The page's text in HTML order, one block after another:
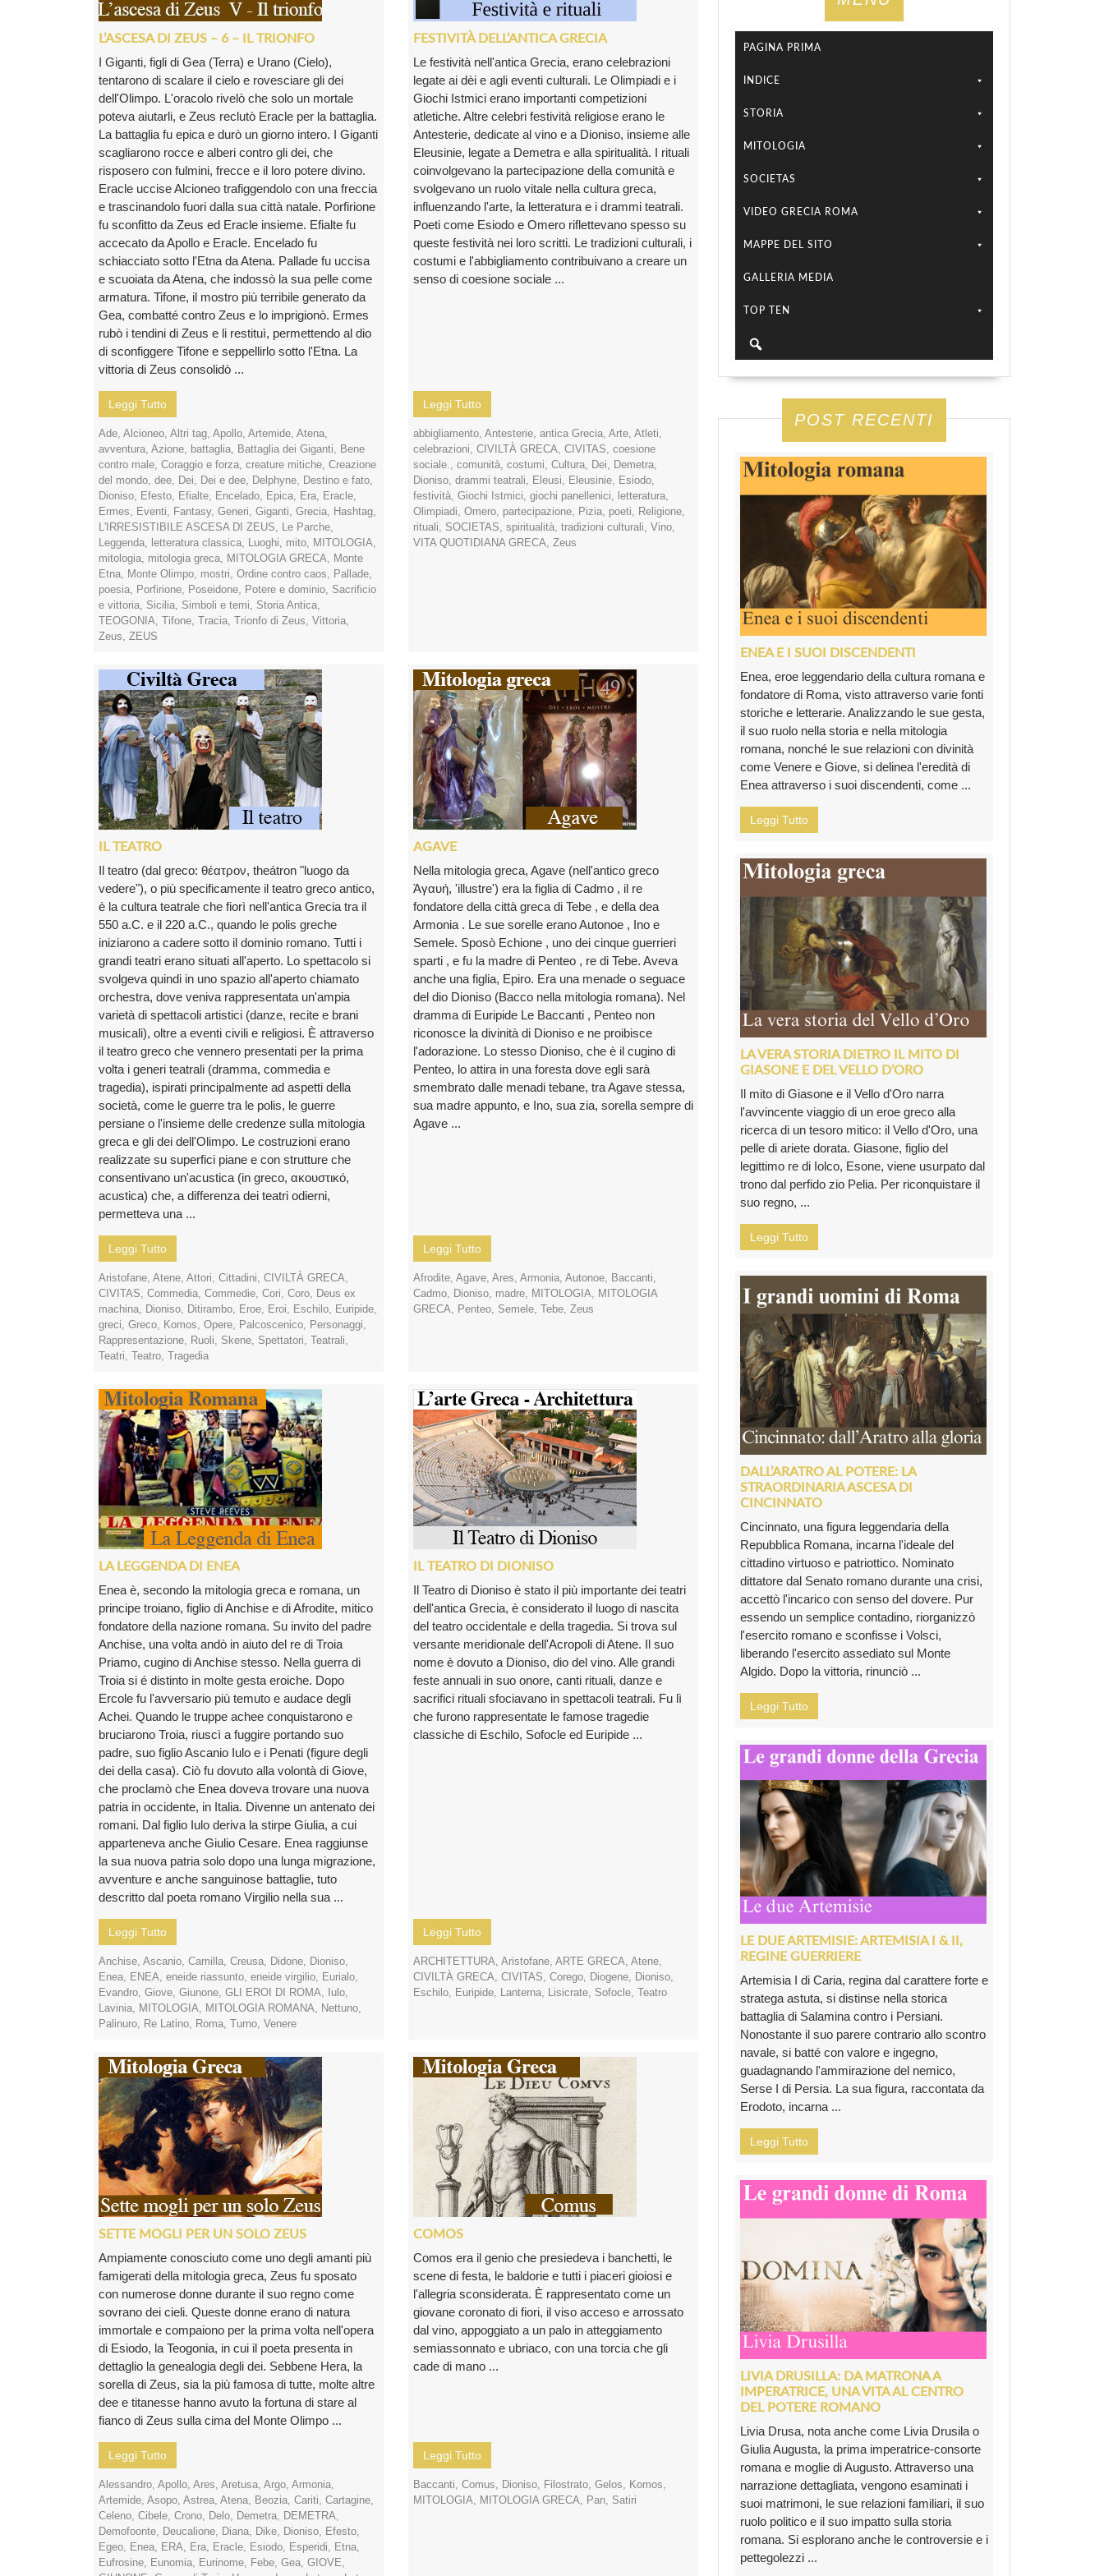
L’ASCESA DI ZEUS – 6 – IL TRIONFO
I Giganti, figli di Gea (Terra) e Urano (Cielo),
tentarono di scalare il cielo e rovesciare gli dei
dell'Olimpo. L'oracolo rivelò che solo un mortale
poteva aiutarli, e Zeus reclutò Eracle per la battaglia.
La battaglia fu epica e durò un giorno intero. I Giganti
scagliarono rocce e alberi contro gli dei, che
risposero con fulmini, frecce e il loro potere divino.
Eracle uccise Alcioneo trafiggendolo con una freccia
e trascinandolo fuori dalla sua città natale. Porfirione
fu sconfitto da Zeus ed Eracle insieme. Efialte fu
accecato da Apollo e Eracle. Encelado fu
schiacciato sotto l'Etna da Atena. Pallade fu uccisa
e scuoiata da Atena, che indossò la sua pelle come
armatura. Tifone, il mostro più terribile generato da
Gea, combatté contro Zeus e lo imprigionò. Ermes
rubò i tendini di Zeus e li restituì, permettendo al dio
di sconfiggere Tifone e seppellirlo sotto l'Etna. La
vittoria di Zeus consolidò ...
Leggi Tutto
Ade, Alcioneo, Altri tag, Apollo, Artemide, Atena,
avventura, Azione, battaglia, Battaglia dei Giganti, Bene
contro male, Coraggio e forza, creature mitiche, Creazione
del mondo, dee, Dei, Dei e dee, Delphyne, Destino e fato,
Dioniso, Efesto, Efialte, Encelado, Epica, Era, Eracle,
Ermes, Eventi, Fantasy, Generi, Giganti, Grecia, Hashtag,
L'IRRESISTIBILE ASCESA DI ZEUS, Le Parche,
Leggenda, letteratura classica, Luoghi, mito, MITOLOGIA,
mitologia, mitologia greca, MITOLOGIA GRECA, Monte
Etna, Monte Olimpo, mostri, Ordine contro caos, Pallade,
poesia, Porfirione, Poseidone, Potere e dominio, Sacrificio
e vittoria, Sicilia, Simboli e temi, Storia Antica,
TEOGONIA, Tifone, Tracia, Trionfo di Zeus, Vittoria,
Zeus, ZEUS
FESTIVITÀ DELL’ANTICA GRECIA
Le festività nell'antica Grecia, erano celebrazioni
legate ai dèi e agli eventi culturali. Le Olimpiadi e i
Giochi Istmici erano importanti competizioni
atletiche. Altre celebri festività religiose erano le
Antesterie, dedicate al vino e a Dioniso, insieme alle
Eleusinie, legate a Demetra e alla spiritualità. I rituali
coinvolgevano la partecipazione della comunità e
svolgevano un ruolo vitale nella cultura greca,
influenzando l'arte, la letteratura e i drammi teatrali.
Poeti come Esiodo e Omero riflettevano spesso su
queste festività nei loro scritti. Le tradizioni culturali, i
costumi e l'abbigliamento contribuivano a creare un
senso di coesione sociale ...
Leggi Tutto
abbigliamento, Antesterie, antica Grecia, Arte, Atleti,
celebrazioni, CIVILTÀ GRECA, CIVITAS, coesione
sociale., comunità, costumi, Cultura, Dei, Demetra,
Dioniso, drammi teatrali, Eleusi, Eleusinie, Esiodo,
festività, Giochi Istmici, giochi panellenici, letteratura,
Olimpiadi, Omero, partecipazione, Pizia, poeti, Religione,
rituali, SOCIETAS, spiritualità, tradizioni culturali, Vino,
VITA QUOTIDIANA GRECA, Zeus
IL TEATRO
Il teatro (dal greco: θέατρον, theátron "luogo da
vedere"), o più specificamente il teatro greco antico,
è la cultura teatrale che fiorì nell'antica Grecia tra il
550 a.C. e il 220 a.C., quando le polis greche
iniziarono a cadere sotto il dominio romano. Tutti i
grandi teatri erano situati all'aperto. Lo spettacolo si
svolgeva quindi in uno spazio all'aperto chiamato
orchestra, dove veniva rappresentata un'ampia
varietà di spettacoli artistici (danze, recite e brani
musicali), oltre a eventi civili e religiosi. È attraverso
il teatro greco che vennero presentati per la prima
volta i generi teatrali (dramma, commedia e
tragedia), ispirati principalmente ad aspetti della
società, come le guerre tra le polis, le guerre
persiane o l'insieme delle credenze sulla mitologia
greca e gli dei dell'Olimpo. Le costruzioni erano
realizzate su superfici piane e con strutture che
consentivano un'acustica (in greco, ακουστικό,
acustica) che, a differenza dei teatri odierni,
permetteva una ...
Leggi Tutto
Aristofane, Atene, Attori, Cittadini, CIVILTÀ GRECA,
CIVITAS, Commedia, Commedie, Cori, Coro, Deus ex
machina, Dioniso, Ditirambo, Eroe, Eroi, Eschilo, Euripide,
greci, Greco, Komos, Opere, Palcoscenico, Personaggi,
Rappresentazione, Ruoli, Skene, Spettatori, Teatrali,
Teatri, Teatro, Tragedia
AGAVE
Nella mitologia greca, Agave (nell'antico greco
Άγαυή, 'illustre') era la figlia di Cadmo , il re
fondatore della città greca di Tebe , e della dea
Armonia . Le sue sorelle erano Autonoe , Ino e
Semele. Sposò Echione , uno dei cinque guerrieri
sparti , e fu la madre di Penteo , re di Tebe. Aveva
anche una figlia, Epiro. Era una menade o seguace
del dio Dioniso (Bacco nella mitologia romana). Nel
dramma di Euripide Le Baccanti , Penteo non
riconosce la divinità di Dioniso e ne proibisce
l'adorazione. Lo stesso Dioniso, che è il cugino di
Penteo, lo attira in una foresta dove egli sarà
smembrato dalle menadi tebane, tra Agave stessa,
sua madre appunto, e Ino, sua zia, sorella sempre di
Agave ...
Leggi Tutto
Afrodite, Agave, Ares, Armonia, Autonoe, Baccanti,
Cadmo, Dioniso, madre, MITOLOGIA, MITOLOGIA
GRECA, Penteo, Semele, Tebe, Zeus
LA LEGGENDA DI ENEA
Enea è, secondo la mitologia greca e romana, un
principe troiano, figlio di Anchise e di Afrodite, mitico
fondatore della nazione romana. Su invito del padre
Anchise, una volta andò in aiuto del re di Troia
Priamo, cugino di Anchise stesso. Nella guerra di
Troia si é distinto in molte gesta eroiche. Dopo
Ercole fu l'avversario più temuto e audace degli
Achei. Quando le truppe achee conquistarono e
bruciarono Troia, riuscì a fuggire portando suo
padre, suo figlio Ascanio Iulo e i Penati (figure degli
dei della casa). Ciò fu dovuto alla volontà di Giove,
che proclamò che Enea doveva trovare una nuova
patria in occidente, in Italia. Divenne un antenato dei
romani. Dal figlio Iulo deriva la stirpe Giulia, a cui
apparteneva anche Giulio Cesare. Enea raggiunse
la sua nuova patria solo dopo una lunga migrazione,
avventure e anche sanguinose battaglie, tuto
descritto dal poeta romano Virgilio nella sua ...
Leggi Tutto
Anchise, Ascanio, Camilla, Creusa, Didone, Dioniso,
Enea, ENEA, eneide riassunto, eneide virgilio, Eurialo,
Evandro, Giove, Giunone, GLI EROI DI ROMA, Iulo,
Lavinia, MITOLOGIA, MITOLOGIA ROMANA, Nettuno,
Palinuro, Re Latino, Roma, Turno, Venere
IL TEATRO DI DIONISO
Il Teatro di Dioniso è stato il più importante dei teatri
dell'antica Grecia, è considerato il luogo di nascita
del teatro occidentale e della tragedia. Si trova sul
versante meridionale dell'Acropoli di Atene. Il suo
nome è dovuto a Dioniso, dio del vino. Alle grandi
feste annuali in suo onore, canti rituali, danze e
sacrifici rituali sfociavano in spettacoli teatrali. Fu lì
che furono rappresentate le famose tragedie
classiche di Eschilo, Sofocle ed Euripide ...
Leggi Tutto
ARCHITETTURA, Aristofane, ARTE GRECA, Atene,
CIVILTÀ GRECA, CIVITAS, Corego, Diogene, Dioniso,
Eschilo, Euripide, Lanterna, Lisicrate, Sofocle, Teatro
SETTE MOGLI PER UN SOLO ZEUS
Ampiamente conosciuto come uno degli amanti più
famigerati della mitologia greca, Zeus fu sposato
con numerose donne durante il suo regno come
sovrano dei cieli. Queste donne erano di natura
immortale e compaiono per la prima volta nell'opera
di Esiodo, la Teogonia, in cui il poeta presenta in
dettaglio la genealogia degli dei. Sebbene Hera, la
sorella di Zeus, sia la più famosa di tutte, molte altre
dee e titanesse hanno avuto la fortuna di stare al
fianco di Zeus sulla cima del Monte Olimpo ...
Leggi Tutto
Alessandro, Apollo, Ares, Aretusa, Argo, Armonia,
Artemide, Asopo, Astrea, Atena, Beozia, Cariti, Cartagine,
Celeno, Cibele, Crono, Delo, Demetra, DEMETRA,
Demofoonte, Deucalione, Diana, Dike, Dioniso, Efesto,
Egeo, Enea, ERA, Era, Eracle, Esiodo, Esperidi, Etna,
Eufrosine, Eunomia, Eurinome, Febe, Gea, GIOVE,
COMOS
Comos era il genio che presiedeva i banchetti, le
scene di festa, le baldorie e tutti i piaceri gioiosi e
l'allegria sconsiderata. È rappresentato come un
giovane coronato di fiori, il viso acceso e arrossato
dal vino, appoggiato a un palo in atteggiamento
semiassonnato e ubriaco, con una torcia che gli
cade di mano ...
Leggi Tutto
Baccanti, Comus, Dioniso, Filostrato, Gelos, Komos,
MITOLOGIA, MITOLOGIA GRECA, Pan, Satiri
PAGINA PRIMA
INDICE
STORIA
MITOLOGIA
SOCIETAS
VIDEO GRECIA ROMA
MAPPE DEL SITO
GALLERIA MEDIA
TOP TEN
POST RECENTI
ENEA E I SUOI DISCENDENTI
Enea, eroe leggendario della cultura romana e
fondatore di Roma, visto attraverso varie fonti
storiche e letterarie. Analizzando le sue gesta,
il suo ruolo nella storia e nella mitologia
romana, nonché le sue relazioni con divinità
come Venere e Giove, si delinea l'eredità di
Enea attraverso i suoi discendenti, come ...
Leggi Tutto
LA VERA STORIA DIETRO IL MITO DI
GIASONE E DEL VELLO D’ORO
Il mito di Giasone e il Vello d'Oro narra
l'avvincente viaggio di un eroe greco alla
ricerca di un tesoro mitico: il Vello d'Oro, una
pelle di ariete dorata. Giasone, figlio del
legittimo re di Iolco, Esone, viene usurpato dal
trono dal perfido zio Pelia. Per riconquistare il
suo regno, ...
Leggi Tutto
DALL’ARATRO AL POTERE: LA
STRAORDINARIA ASCESA DI
CINCINNATO
Cincinnato, una figura leggendaria della
Repubblica Romana, incarna l'ideale del
cittadino virtuoso e patriottico. Nominato
dittatore dal Senato romano durante una crisi,
accettò l'incarico con senso del dovere. Pur
essendo un semplice contadino, riorganizzò
l'esercito romano e sconfisse i Volsci,
liberando l'esercito assediato sul Monte
Algido. Dopo la vittoria, rinunciò ...
Leggi Tutto
LE DUE ARTEMISIE: ARTEMISIA I & II,
REGINE GUERRIERE
Artemisia I di Caria, regina dal carattere forte e
stratega astuta, si distinse nella storica
battaglia di Salamina contro i Persiani.
Nonostante il suo parere contrario allo scontro
navale, si batté con valore e ingegno,
guadagnando l'ammirazione del nemico,
Serse I di Persia. La sua figura, raccontata da
Erodoto, incarna ...
Leggi Tutto
LIVIA DRUSILLA: DA MATRONA A
IMPERATRICE, UNA VITA AL CENTRO
DEL POTERE ROMANO
Livia Drusa, nota anche come Livia Drusila o
Giulia Augusta, la prima imperatrice-consorte
romana e moglie di Augusto. Attraverso una
narrazione dettagliata, vengono esaminati i
suoi matrimoni, le sue relazioni familiari, il suo
ruolo politico e il suo impatto sulla storia
romana. Si esplorano anche le controversie e i
pettegolezzi ...